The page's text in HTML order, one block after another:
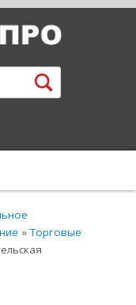
»Торговые